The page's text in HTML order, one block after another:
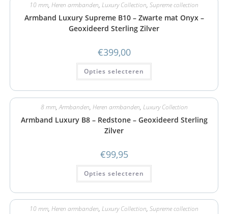
10 mm, Heren armbanden, Luxury Collection, Supreme collection
Armband Luxury Supreme B10 – Zwarte mat Onyx –
Geoxideerd Sterling Zilver
€399,00
Opties selecteren
8 mm,Armbanden, Heren armbanden, Luxury Collection
Armband Luxury B8 – Redstone – Geoxideerd Sterling
Zilver
€99,95
Opties selecteren
10 mm, Heren armbanden, Luxury Collection, Supreme collection